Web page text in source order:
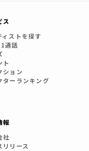
ス
ィストを探す
通話
ト
ション
ターランキング
報
社
リリース